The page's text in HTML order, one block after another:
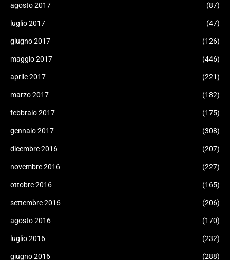
agosto 2017 (87)
luglio 2017 (47)
giugno 2017 (126)
maggio 2017 (446)
aprile 2017 (221)
marzo 2017 (182)
febbraio 2017 (175)
gennaio 2017 (308)
dicembre 2016 (207)
novembre 2016 (227)
ottobre 2016 (165)
settembre 2016 (206)
agosto 2016 (170)
luglio 2016 (232)
giugno 2016 (288)